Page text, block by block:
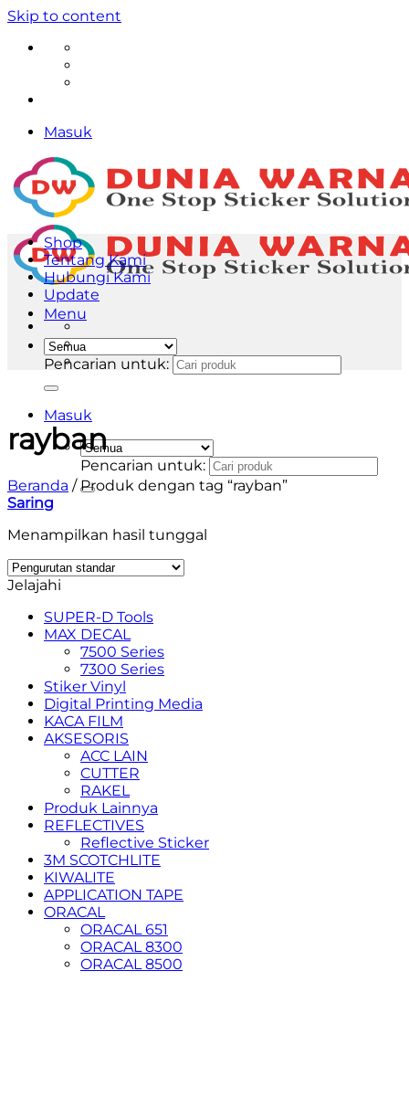
Skip to content
Masuk
Menu
Pencarian untuk:
Masuk
Pencarian untuk:
Shop
Tentang Kami
Hubungi Kami
Update
rayban
Beranda /Produk dengan tag “rayban”
Saring
Menampilkan hasil tunggal
Jelajahi
SUPER-D Tools
MAX DECAL
7500 Series
7300 Series
Stiker Vinyl
Digital Printing Media
KACA FILM
AKSESORIS
ACC LAIN
CUTTER
RAKEL
Produk Lainnya
REFLECTIVES
Reflective Sticker
3M SCOTCHLITE
KIWALITE
APPLICATION TAPE
ORACAL
ORACAL 651
ORACAL 8300
ORACAL 8500